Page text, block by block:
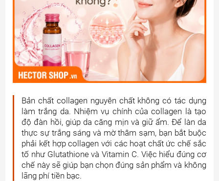
Bản chất collagen nguyên chất không có tác dụng
làm trắng da. Nhiệm vụ chính của collagen là tạo
độ đàn hồi, giúp da căng mịn và giữ ẩm. Để làn da
thực sự trắng sáng và mờ thâm sạm, bạn bắt buộc
phải kết hợp collagen với các hoạt chất ức chế sắc
tố như Glutathione và Vitamin C. Việc hiểu đúng cơ
chế này sẽ giúp bạn chọn đúng sản phẩm và không
lãng phí tiền bạc.